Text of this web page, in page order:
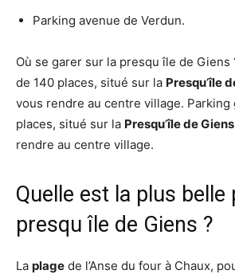
Parking avenue de Verdun.
Où se garer sur la presqu île de Giens
de 140 places, situé sur la Presqu‘île
vous rendre au centre village. Parking
places, situé sur la Presqu‘île de Giens
rendre au centre village.
Quelle est la plus belle
presqu île de Giens ?
La plage de l’Anse du four à Chaux,